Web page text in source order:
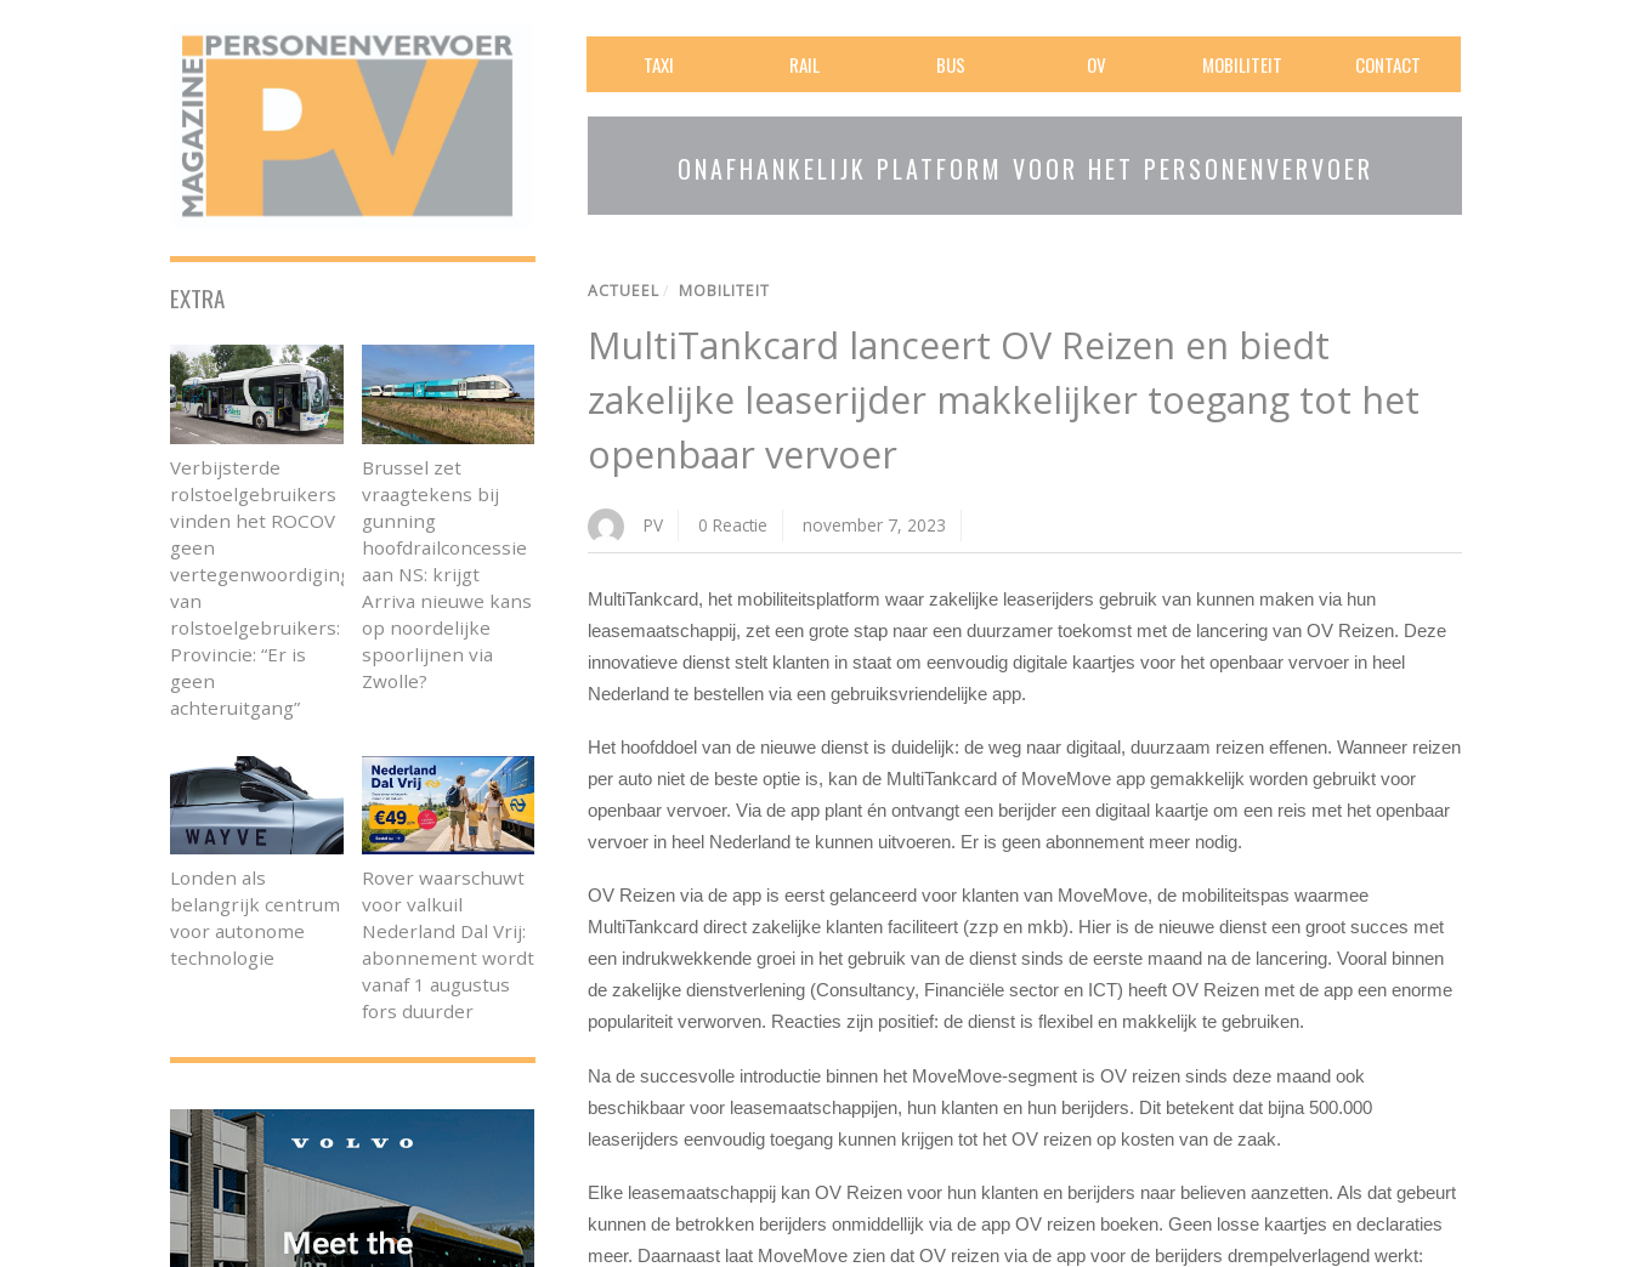
TAXI RAIL BUS OV MOBILITEIT CONTACT
ONAFHANKELIJK PLATFORM VOOR HET PERSONENVERVOER
ACTUEEL/ MOBILITEIT
MultiTankcard lanceert OV Reizen en biedt
zakelijke leaserijder makkelijker toegang tot het
openbaar vervoer
PV 0 Reactie november 7, 2023
MultiTankcard, het mobiliteitsplatform waar zakelijke leaserijders gebruik van kunnen maken via hun
leasemaatschappij, zet een grote stap naar een duurzamer toekomst met de lancering van OV Reizen. Deze
innovatieve dienst stelt klanten in staat om eenvoudig digitale kaartjes voor het openbaar vervoer in heel
Nederland te bestellen via een gebruiksvriendelijke app.
Het hoofddoel van de nieuwe dienst is duidelijk: de weg naar digitaal, duurzaam reizen effenen. Wanneer reizen
per auto niet de beste optie is, kan de MultiTankcard of MoveMove app gemakkelijk worden gebruikt voor
openbaar vervoer. Via de app plant én ontvangt een berijder een digitaal kaartje om een reis met het openbaar
vervoer in heel Nederland te kunnen uitvoeren. Er is geen abonnement meer nodig.
OV Reizen via de app is eerst gelanceerd voor klanten van MoveMove, de mobiliteitspas waarmee
MultiTankcard direct zakelijke klanten faciliteert (zzp en mkb). Hier is de nieuwe dienst een groot succes met
een indrukwekkende groei in het gebruik van de dienst sinds de eerste maand na de lancering. Vooral binnen
de zakelijke dienstverlening (Consultancy, Financiële sector en ICT) heeft OV Reizen met de app een enorme
populariteit verworven. Reacties zijn positief: de dienst is flexibel en makkelijk te gebruiken.
Na de succesvolle introductie binnen het MoveMove-segment is OV reizen sinds deze maand ook
beschikbaar voor leasemaatschappijen, hun klanten en hun berijders. Dit betekent dat bijna 500.000
leaserijders eenvoudig toegang kunnen krijgen tot het OV reizen op kosten van de zaak.
Elke leasemaatschappij kan OV Reizen voor hun klanten en berijders naar believen aanzetten. Als dat gebeurt
kunnen de betrokken berijders onmiddellijk via de app OV reizen boeken. Geen losse kaartjes en declaraties
meer. Daarnaast laat MoveMove zien dat OV reizen via de app voor de berijders drempelverlagend werkt:
EXTRA
Verbijsterde
rolstoelgebruikers
vinden het ROCOV
geen
vertegenwoordiging
van
rolstoelgebruikers:
Provincie: “Er is
geen
achteruitgang”
Brussel zet
vraagtekens bij
gunning
hoofdrailconcessie
aan NS: krijgt
Arriva nieuwe kans
op noordelijke
spoorlijnen via
Zwolle?
Londen als
belangrijk centrum
voor autonome
technologie
Rover waarschuwt
voor valkuil
Nederland Dal Vrij:
abonnement wordt
vanaf 1 augustus
fors duurder